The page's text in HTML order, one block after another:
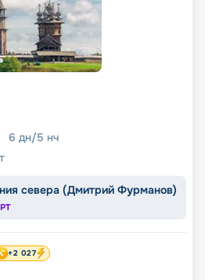
6 дн/5 нч
севера (Дмитрий Фурманов)
+2 027